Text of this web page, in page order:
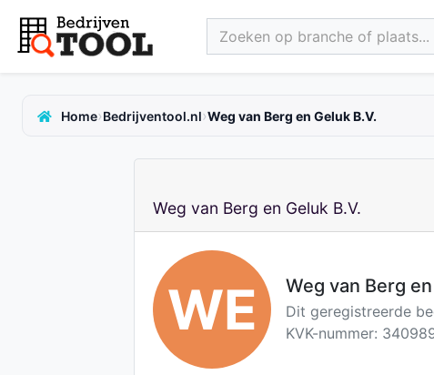
Zoeken op branche of plaats...
Home›Bedrijventool.nl›Weg van Berg en Geluk B.V.
Weg van Berg en Geluk B.V.
WE Weg van Berg
Dit geregistreerde
KVK-nummer: